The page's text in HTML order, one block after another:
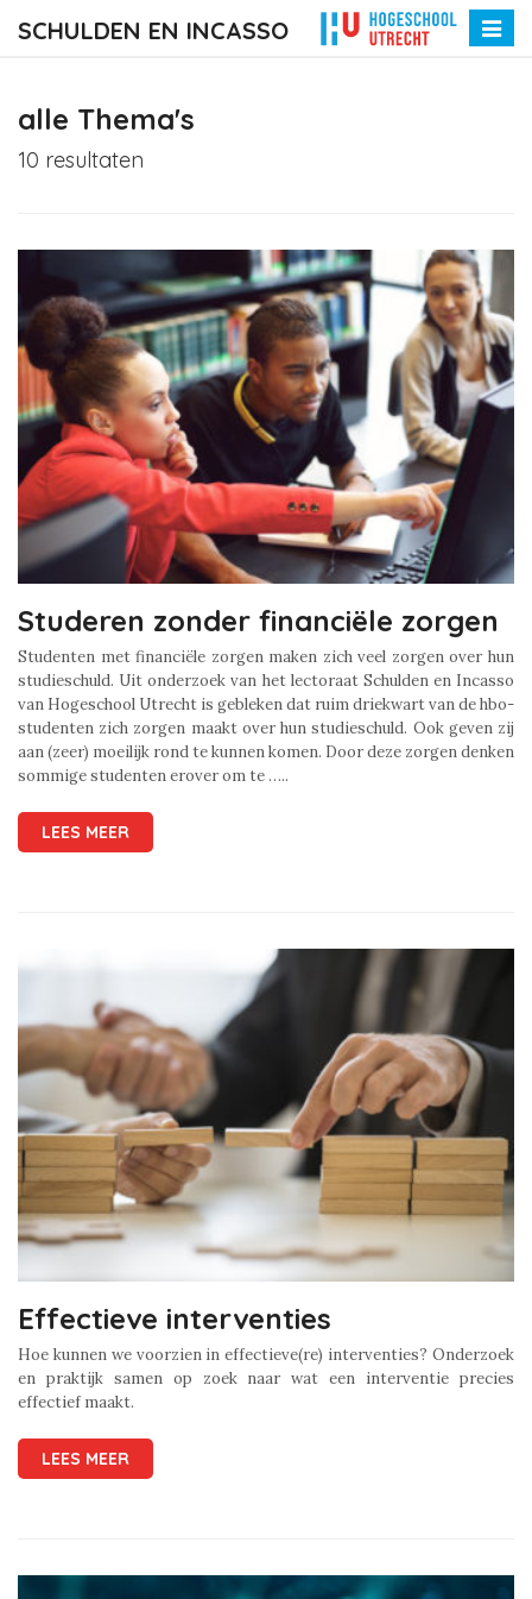
SCHULDEN EN INCASSO
Toggle
alle Thema's
10 resultaten
Studeren zonder financiële zorgen
Studenten met financiële zorgen maken zich veel zorgen over hun
studieschuld. Uit onderzoek van het lectoraat Schulden en Incasso
van Hogeschool Utrecht is gebleken dat ruim driekwart van de hbo-
studenten zich zorgen maakt over hun studieschuld. Ook geven zij
aan (zeer) moeilijk rond te kunnen komen. Door deze zorgen denken
sommige studenten erover om te …..
LEES MEER
Effectieve interventies
Hoe kunnen we voorzien in effectieve(re) interventies? Onderzoek
en praktijk samen op zoek naar wat een interventie precies
effectief maakt.
LEES MEER